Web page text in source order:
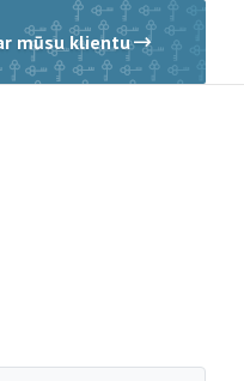
mūsu klientu